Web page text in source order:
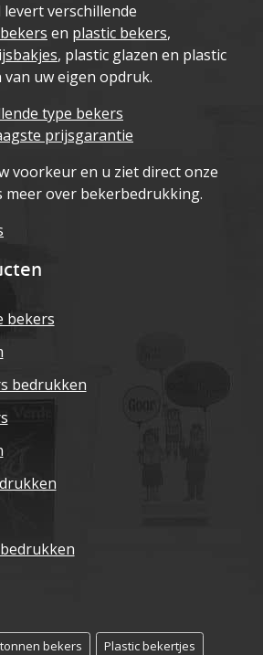
verschillende
en plastic bekers,
ijsbakjes, plastic glazen en plastic
uw eigen opdruk.
type bekers
prijsgarantie
voorkeur en u ziet direct onze
meer over bekerbedrukking.
bekers
bedrukken
bekers Plastic bekertjes